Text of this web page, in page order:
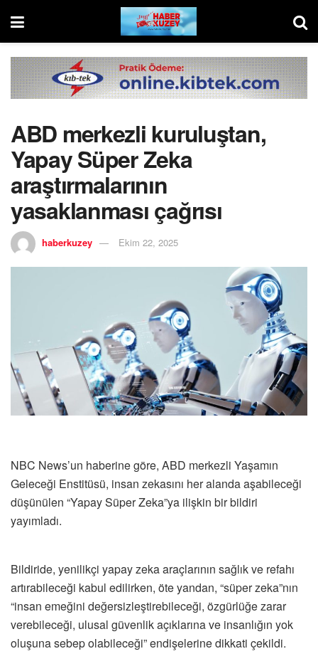
ABD merkezli kuruluştan,
Yapay Süper Zeka
araştırmalarının
yasaklanması çağrısı
haberkuzey Ekim 22, 2025
NBC News’un haberine göre, ABD merkezli Yaşamın
Geleceği Enstitüsü, insan zekasını her alanda aşabileceği
düşünülen “Yapay Süper Zeka”ya ilişkin bir bildiri
yayımladı.
Bildiride, yenilikçi yapay zeka araçlarının sağlık ve refahı
artırabileceği kabul edilirken, öte yandan, “süper zeka”nın
“insan emeğini değersizleştirebileceği, özgürlüğe zarar
verebileceği, ulusal güvenlik açıklarına ve insanlığın yok
oluşuna sebep olabileceği” endişelerine dikkati çekildi.